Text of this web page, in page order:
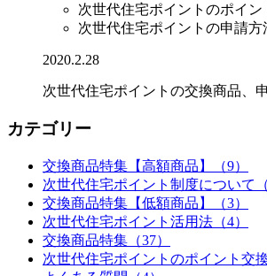
次世代住宅ポイントのポイン
次世代住宅ポイントの申請方
2020.2.28
次世代住宅ポイントの交換商品、
カテゴリー
交換商品特集【高額商品】（9）
次世代住宅ポイント制度について（
交換商品特集【低額商品】（3）
次世代住宅ポイント活用法（4）
交換商品特集（37）
次世代住宅ポイントのポイント交